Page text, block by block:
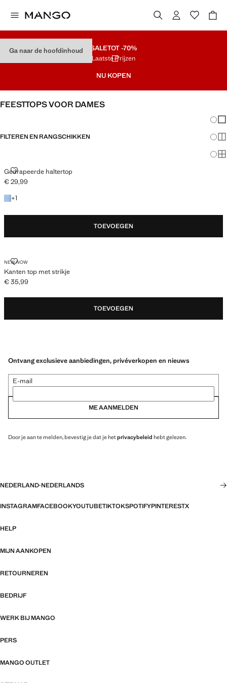
Ga naar de hoofdinhoud SALETOT -70%
Laatste Prijzen
NU KOPEN
FEESTTOPS VOOR DAMES
FILTEREN EN RANGSCHIKKEN
Gedrapeerde haltertop
GEDRAPEERDE HALTERTOP
Huidige prijs [€ 29,99 ]
€ 29,99
+1
+ 1 kleur
TOEVOEGEN
NEW NOW
Kanten top met strikje
KANTEN TOP MET STRIKJE
Huidige prijs [€ 35,99 ]
€ 35,99
TOEVOEGEN
Ontvang exclusieve aanbiedingen, privéverkopen en nieuws
E-mail
ME AANMELDEN
Door je aan te melden, bevestig je dat je hetprivacybeleid hebt gelezen.
NEDERLAND·NEDERLANDS
INSTAGRAMFACEBOOKYOUTUBETIKTOKSPOTIFYPINTERESTX
HELP
MIJN AANKOPEN
RETOURNEREN
BEDRIJF
WERK BIJ MANGO
PERS
MANGO OUTLET